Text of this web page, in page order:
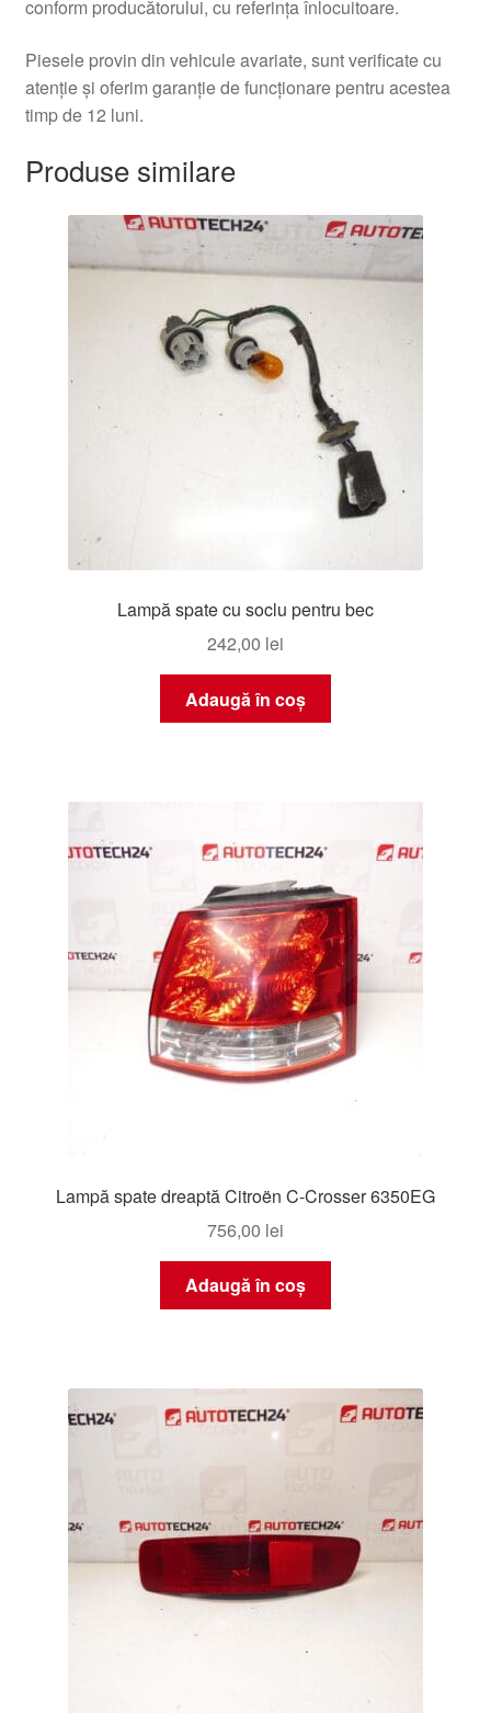
conform producătorului, cu referința înlocuitoare.
Piesele provin din vehicule avariate, sunt verificate cu
atenție și oferim garanție de funcționare pentru acestea
timp de 12 luni.
Produse similare
Lampă spate cu soclu pentru bec
242,00 lei
Adaugă în coș
Lampă spate dreaptă Citroën C-Crosser 6350EG
756,00 lei
Adaugă în coș